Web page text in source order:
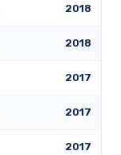
2018
2018
2017
2017
2017